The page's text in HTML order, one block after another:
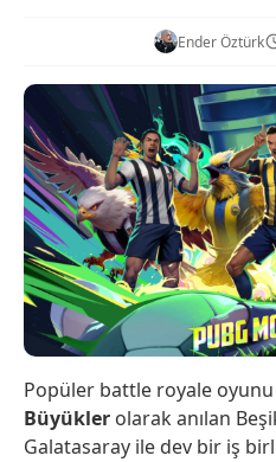
Ender Öztürk
Popüler battle royale oyunu
Büyükler olarak anılan
Galatasaray ile dev bir iş